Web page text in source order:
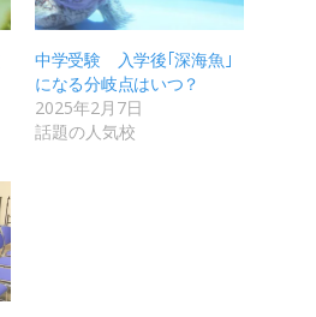
中学受験 入学後｢深海魚｣
になる分岐点はいつ？
2025年2月7日
話題の人気校